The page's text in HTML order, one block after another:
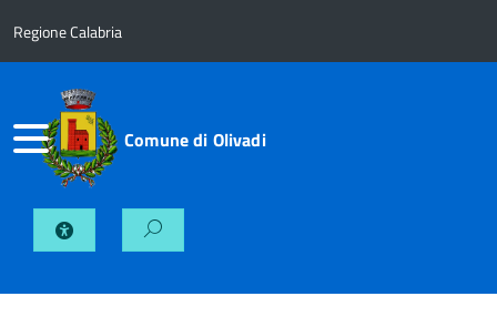
Regione Calabria
Comune di Olivadi